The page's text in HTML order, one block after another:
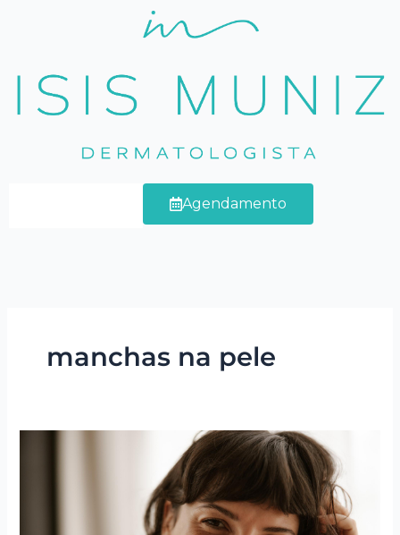
conteúdo
Agendamento
manchas na pele